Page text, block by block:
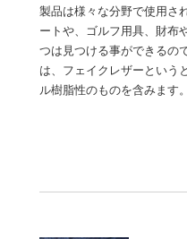
製品は様々な分野で使用さ
ートや、ゴルフ用具、財布
つは見つける事ができるの
は、フェイクレザーという
ル樹脂性のものを含みます